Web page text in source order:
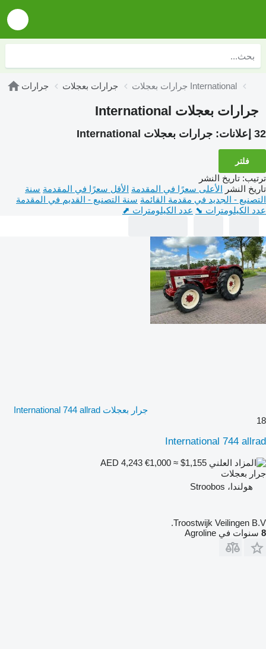
جرارات جرارات بعجلات جرارات بعجلات International
جرارات بعجلات International
32 إعلانات: جرارات بعجلات International
فلتر
ترتيب: تاريخ النشر
تاريخ النشر الأعلى سعرًا في المقدمة الأقل سعرًا في المقدمة سنة
التصنيع - الجديد في مقدمة القائمة سنة التصنيع - القديم في المقدمة
عدد الكيلومترات ⬊ عدد الكيلومترات ⬈
جرار بعجلات International 744 allrad
18
International 744 allrad
€1,000 ≈ $1,155
جرار بعجلات
هولندا، Stroobos
Troostwijk Veilingen B.V.
8 سنوات في Agroline